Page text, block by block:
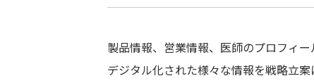
製品情報、営業情報、医師のプロフィ
デジタル化された様々な情報を戦略立